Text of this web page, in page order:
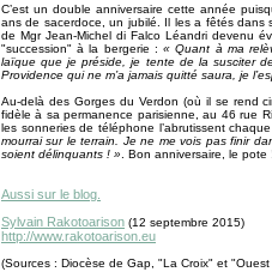
C’est un double anniversaire cette année
ans de sacerdoce, un jubilé. Il les a fêtés dans
de Mgr Jean-Michel di Falco Léandri devenu
"succession" à la bergerie :« Quant à ma
laïque que je préside, je tente de la susciter
Providence qui ne m’a jamais quitté saura, je
Au-delà des Gorges du Verdon (où il se rend
fidèle à sa permanence parisienne, au 46 rue
les sonneries de téléphone l’abrutissent
mourrai sur le terrain. Je ne me vois pas finir
soient délinquants ! » . Bon anniversaire, le pote
Aussi sur le blog.
Sylvain Rakotoarison (12 septembre 2015)
http://www.rakotoarison.eu
(Sources : Diocèse de Gap, "La Croix" et "Ouest